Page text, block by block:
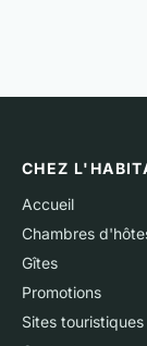
CHEZ
Accueil
Chambres
Gîtes
Promotions
Sites touristiques